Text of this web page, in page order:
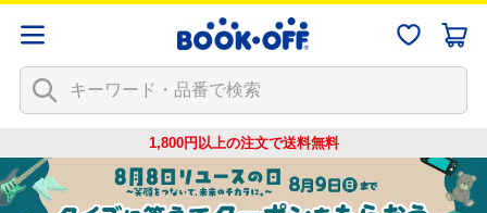
1,800円以上の注文で送料無料